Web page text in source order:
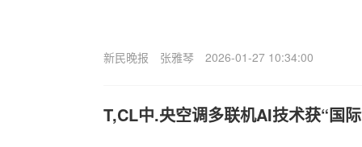
新民晚报 张雅琴 2026-01-27 10:34:00
T,CL中.央空调多联机AI技术获“国